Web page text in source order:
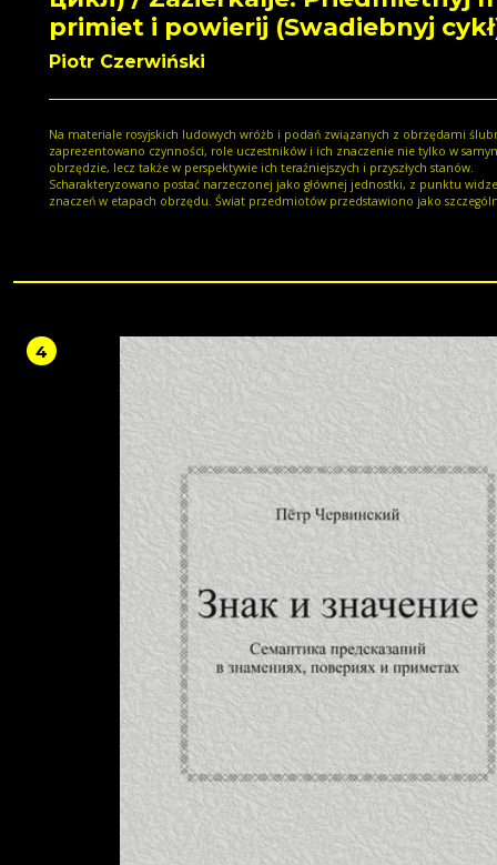
primiet i powierij (Swadiebnyj
Piotr Czerwiński
Na materiale rosyjskich ludowych wróżb i podań związanych z obrzędami
zaprezentowano czynności, role uczestników i ich znaczenie nie tylko w
obrzędzie, lecz także w perspektywie ich teraźniejszych i przyszłych stanów.
Scharakteryzowano postać narzeczonej jako głównej jednostki, z punktu
znaczeń w etapach obrzędu. Świat przedmiotów przedstawiono jako
4